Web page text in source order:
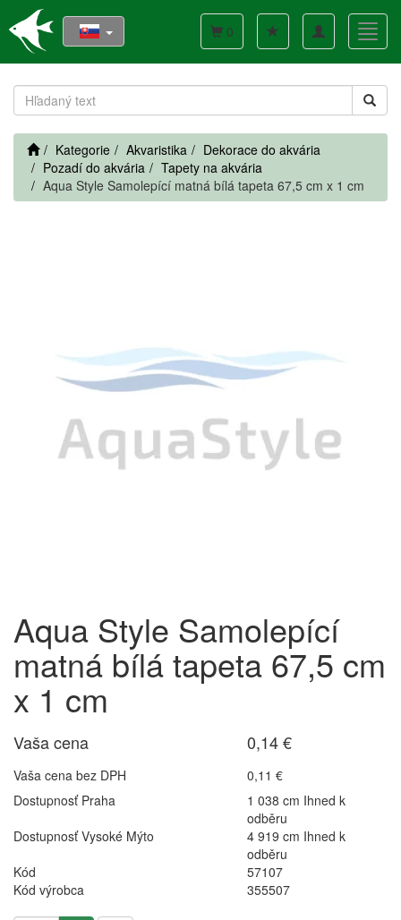
Toggle
navigation
0
Kategorie Akvaristika
Dekorace do akvária
Pozadí do akvária
Tapety na akvária
Aqua Style Samolepící matná bílá tapeta 67,5 cm x 1 cm
Aqua Style Samolepící
matná bílá tapeta 67,5 cm
x 1 cm
Vaša cena 0,14 €
Vaša cena bez DPH
0,11 €
Dostupnosť Praha
1 038 cm Ihned k
odběru
Dostupnosť Vysoké Mýto
4 919 cm Ihned k
odběru
Kód
57107
Kód výrobca
355507